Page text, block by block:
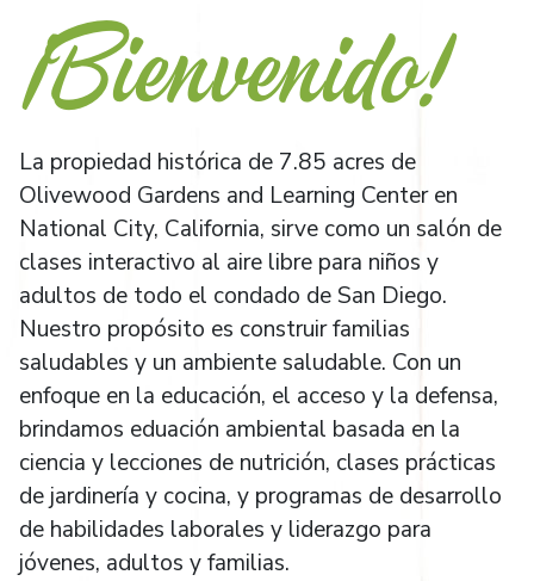
¡Bienvenido!
La propiedad histórica de 7.85 acres de
Olivewood Gardens and Learning Center en
National City, California, sirve como un salón de
clases interactivo al aire libre para niños y
adultos de todo el condado de San Diego.
Nuestro propósito es construir familias
saludables y un ambiente saludable. Con un
enfoque en la educación, el acceso y la defensa,
brindamos eduación ambiental basada en la
ciencia y lecciones de nutrición, clases prácticas
de jardinería y cocina, y programas de desarrollo
de habilidades laborales y liderazgo para
jóvenes, adultos y familias.